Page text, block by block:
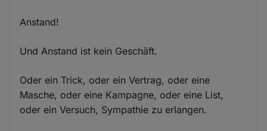
Anstand!
Und Anstand ist kein Geschäft.
Oder ein Trick, oder ein Vertrag, oder eine
Masche, oder eine Kampagne, oder eine List,
oder ein Versuch, Sympathie zu erlangen.